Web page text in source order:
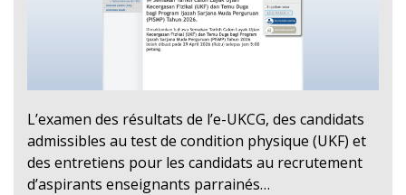
L’examen des résultats de l’e-UKCG, des candidats
admissibles au test de condition physique (UKF) et
des entretiens pour les candidats au recrutement
d’aspirants enseignants parrainés…